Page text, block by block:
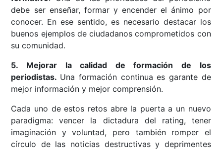
debe ser enseñar, formar y encender el ánimo por
conocer. En ese sentido, es necesario destacar los
buenos ejemplos de ciudadanos comprometidos con
su comunidad.
5. Mejorar la calidad de formación de los
periodistas. Una formación continua es garante de
mejor información y mejor comprensión.
Cada uno de estos retos abre la puerta a un nuevo
paradigma: vencer la dictadura del rating, tener
imaginación y voluntad, pero también romper el
círculo de las noticias destructivas y deprimentes